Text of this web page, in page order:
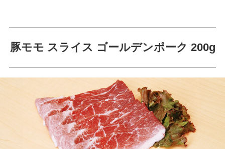
豚モモ スライス ゴールデンポーク 200g